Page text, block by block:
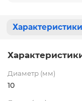
Характеристики
Диаметр (мм)
10